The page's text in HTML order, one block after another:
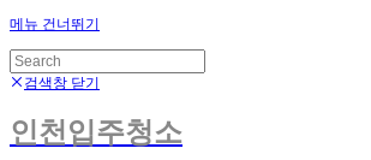
메뉴 건너뛰기
검색창 닫기
인천입주청소